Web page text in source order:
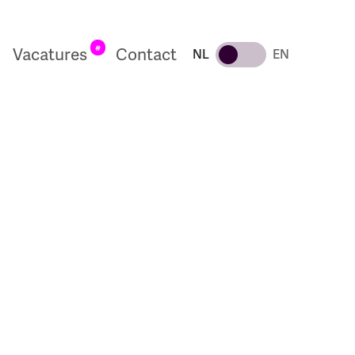
Vacatures # Contact NL EN